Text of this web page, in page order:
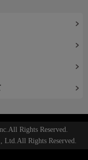
Rights Reserved.
Ltd.All Rights Reserved.